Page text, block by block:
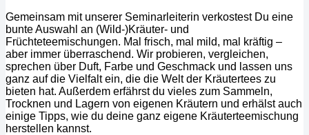
Gemeinsam mit unserer Seminarleiterin verkostest Du eine
bunte Auswahl an (Wild-)Kräuter- und
Früchteteemischungen. Mal frisch, mal mild, mal kräftig –
aber immer überraschend. Wir probieren, vergleichen,
sprechen über Duft, Farbe und Geschmack und lassen uns
ganz auf die Vielfalt ein, die die Welt der Kräutertees zu
bieten hat. Außerdem erfährst du vieles zum Sammeln,
Trocknen und Lagern von eigenen Kräutern und erhälst auch
einige Tipps, wie du deine ganz eigene Kräuterteemischung
herstellen kannst.